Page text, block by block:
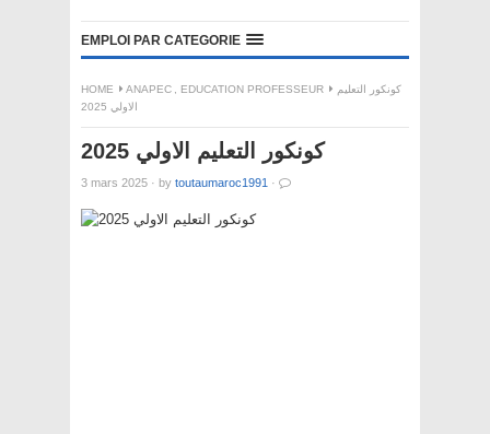
EMPLOI PAR CATEGORIE
HOME ANAPEC , EDUCATION PROFESSEUR
كونكور التعليم
الاولي 2025
كونكور التعليم الاولي 2025
3 mars 2025 · by toutaumaroc1991 ·